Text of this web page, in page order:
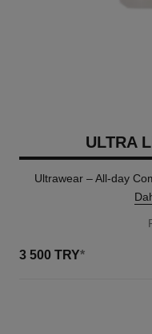
ULTRA
Ultrawear – All-day
3 500 TRY*